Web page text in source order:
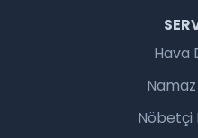
Hava
Nöbetçi